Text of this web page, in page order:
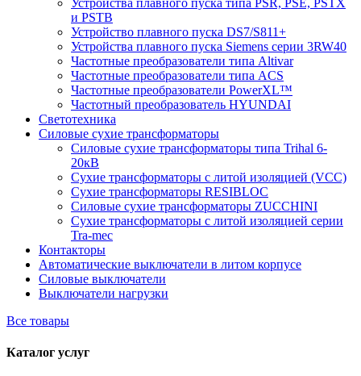
Устройства плавного пуска типа PSR, PSE, PSTX
и PSTB
Устройство плавного пуска DS7/S811+
Устройства плавного пуска Siemens серии 3RW40
Частотные преобразователи типа Altivar
Частотные преобразователи типа ACS
Частотные преобразователи PowerXL™
Частотный преобразователь HYUNDAI
Светотехника
Силовые сухие трансформаторы
Силовые сухие трансформаторы типа Trihal 6-
20кВ
Сухие трансформаторы с литой изоляцией (VCC)
Сухие трансформаторы RESIBLOC
Силовые сухие трансформаторы ZUCCHINI
Сухие трансформаторы с литой изоляцией серии
Tra-mec
Контакторы
Автоматические выключатели в литом корпусе
Силовые выключатели
Выключатели нагрузки
Все товары
Каталог услуг